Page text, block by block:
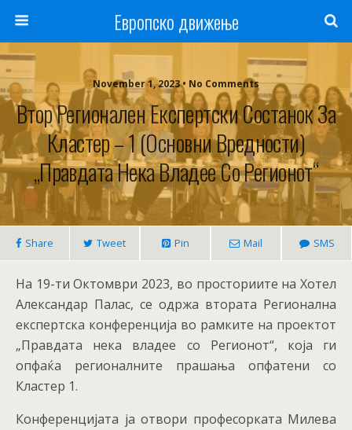
Европско движење
November 1, 2023 • No Comments
Втор Регионален Експертски Состанок За
Кластер – 1 (Основни Вредности)
„Правдата Нека Владее Со Регионот“
Share Tweet Pin Mail SMS
На 19-ти Октомври 2023, во просториите на Хотел
Александар Палас, се одржа втората Регионална
експертска конференција во рамките на проектот
„Правдата нека владее со Регионот“, која ги
опфаќа регионалните прашања опфатени со
Кластер 1.
Конференцијата ја отвори професорката Милева